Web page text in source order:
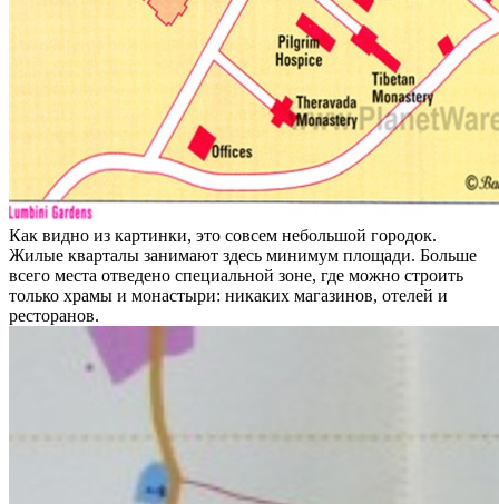
Как видно из картинки, это совсем небольшой городок.
Жилые кварталы занимают здесь минимум площади. Больше
всего места отведено специальной зоне, где можно строить
только храмы и монастыри: никаких магазинов, отелей и
ресторанов.